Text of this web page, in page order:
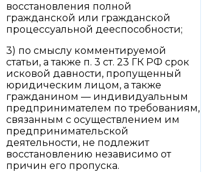
восстановления полной
гражданской или гражданской
процессуальной дееспособности;
3) по смыслу комментируемой
статьи, а также п. 3 ст. 23 ГК РФ срок
исковой давности, пропущенный
юридическим лицом, а также
гражданином — индивидуальным
предпринимателем по требованиям,
связанным с осуществлением им
предпринимательской
деятельности, не подлежит
восстановлению независимо от
причин его пропуска.